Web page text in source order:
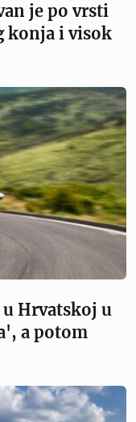
je po vrsti
konja i visok
Hrvatskoj u
a potom